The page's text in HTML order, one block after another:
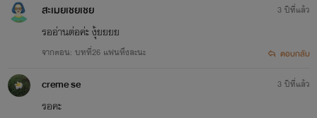
สะเมยเชยเชย
รออ่านต่อค่ะ งุ้ยยยย
จากตอน: บทที่26 แฟนหึงละนะ
3 ปีที่แล้ว
ตอบกลับ
creme se
รอคะ
3 ปีที่แล้ว